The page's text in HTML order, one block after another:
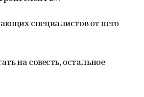
специалистов от него
на совесть, остальное